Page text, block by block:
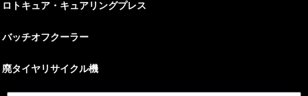
ロトキュア・キュアリングプレス
バッチオフクーラー
廃タイヤリサイクル機